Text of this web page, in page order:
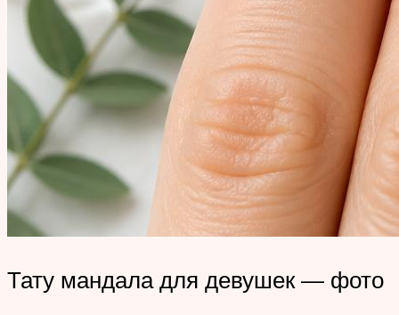
Тату мандала для девушек — фото